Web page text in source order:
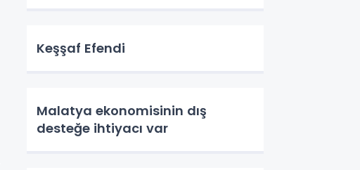
Keşşaf Efendi
Malatya ekonomisinin dış
desteğe ihtiyacı var